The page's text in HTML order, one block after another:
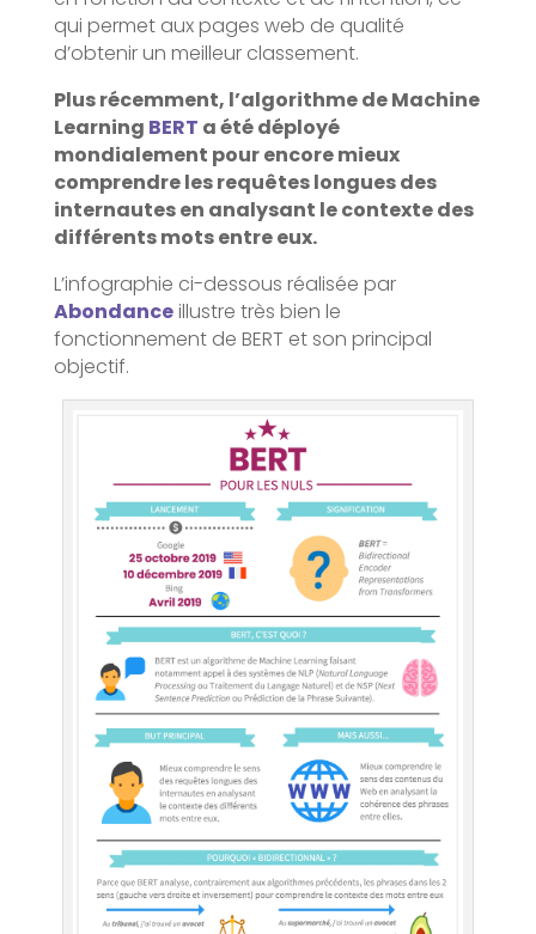
qui permet aux pages web de qualité
d’obtenir un meilleur classement.
Plus récemment, l’algorithme de Machine
Learning BERT a été déployé
mondialement pour encore mieux
comprendre les requêtes longues des
internautes en analysant le contexte des
différents mots entre eux.
L’infographie ci-dessous réalisée par
Abondanceillustre très bien le
fonctionnement de BERT et son principal
objectif.